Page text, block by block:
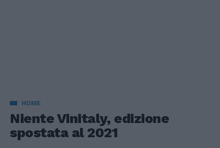
HOME
Niente Vinitaly, edizione
spostata al 2021